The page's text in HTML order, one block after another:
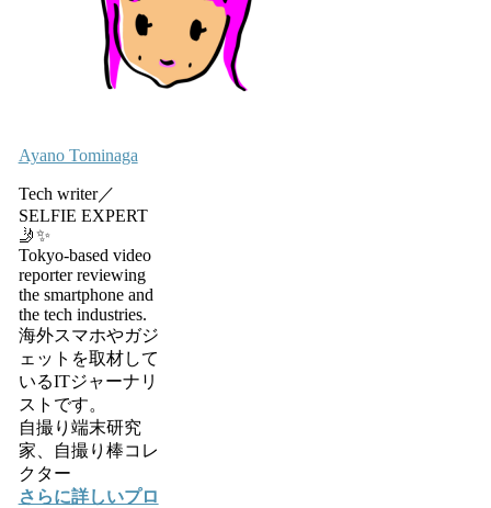
Ayano Tominaga
Tech writer／
SELFIE EXPERT
🤳✨
Tokyo-based video
reporter reviewing
the smartphone and
the tech industries.
海外スマホやガジ
ェットを取材して
いるITジャーナリ
ストです。
自撮り端末研究
家、自撮り棒コレ
クター
さらに詳しいプロ